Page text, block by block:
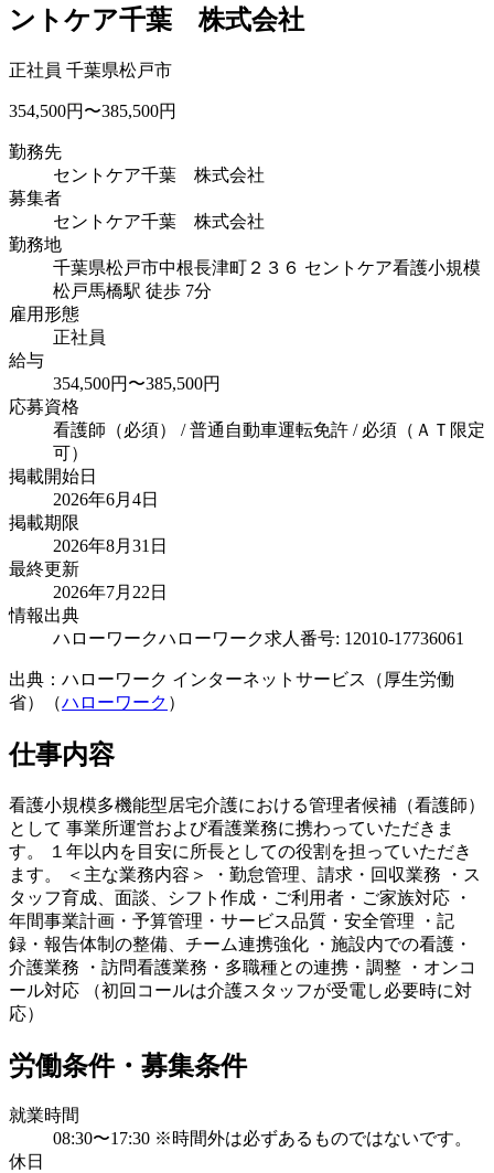
ントケア千葉 株式会社
正社員 千葉県松戸市
354,500円〜385,500円
勤務先
セントケア千葉 株式会社
募集者
セントケア千葉 株式会社
勤務地
千葉県松戸市中根長津町２３６ セントケア看護小規模
松戸馬橋駅 徒歩 7分
雇用形態
正社員
給与
354,500円〜385,500円
応募資格
看護師（必須） / 普通自動車運転免許 / 必須（ＡＴ限定
可）
掲載開始日
2026年6月4日
掲載期限
2026年8月31日
最終更新
2026年7月22日
情報出典
ハローワークハローワーク求人番号: 12010-17736061
出典：ハローワーク インターネットサービス（厚生労働
省）（ハローワーク ）
仕事内容
看護小規模多機能型居宅介護における管理者候補（看護師）
として 事業所運営および看護業務に携わっていただきま
す。 １年以内を目安に所長としての役割を担っていただき
ます。 ＜主な業務内容＞ ・勤怠管理、請求・回収業務 ・ス
タッフ育成、面談、シフト作成・ご利用者・ご家族対応 ・
年間事業計画・予算管理・サービス品質・安全管理 ・記
録・報告体制の整備、チーム連携強化 ・施設内での看護・
介護業務 ・訪問看護業務・多職種との連携・調整 ・オンコ
ール対応 （初回コールは介護スタッフが受電し必要時に対
応）
労働条件・募集条件
就業時間
08:30〜17:30 ※時間外は必ずあるものではないです。
休日